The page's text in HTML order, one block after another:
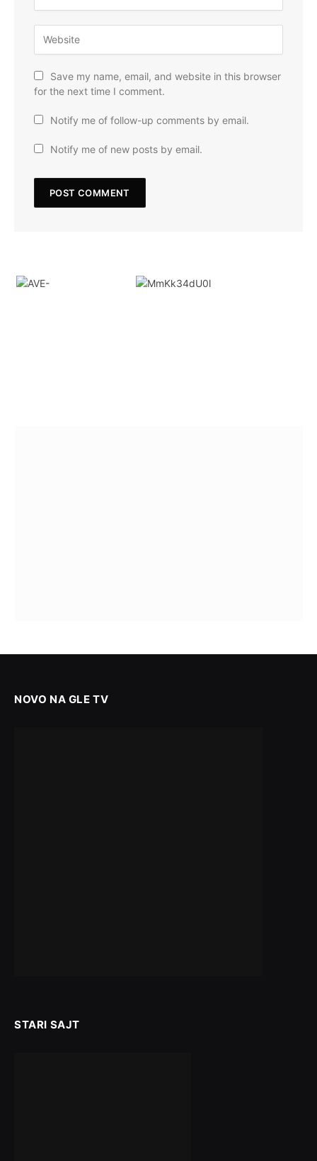
Save my name, email, and website in this browser
for the next time I comment.
Notify me of follow-up comments by email.
Notify me of new posts by email.
NOVO NA GLE TV
STARI SAJT